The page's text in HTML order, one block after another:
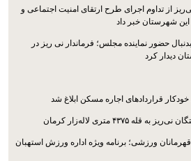
از تداوم اجرای طرح ارتقای امنیت اجتماعی و
شهرستان خبر داد
حضور نماینده مجلس؛ فرماندار نی ریز در
دیدار کرد
قراردادهای اجاره مسکن ابلاغ شد
۴۳۷۵ متری لاله‌زار کرمان
ورزشی؛ برنامه ویژه اداره ورزش استهبان